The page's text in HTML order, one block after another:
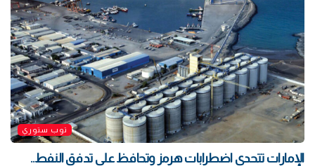
توب ستوري
الإمارات تتحدى اضطرابات هرمز وتحافظ على تدفق النفط..